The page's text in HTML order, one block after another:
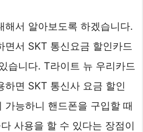
해서 알아보도록 하겠습니다.
면서 SKT 통신요금 할인카드
습니다. T라이트 뉴 우리카드
하면 SKT 통신사 요금 할인
가능하니 핸드폰을 구입할 때
사용을 할 수 있다는 장점이